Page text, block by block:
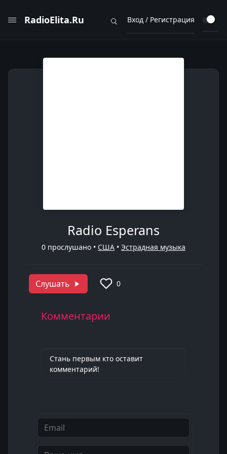
RadioElita.Ru Вход / Регистрация
Radio Esperans
0 прослушано • США • Эстрадная музыка
Слушать 0
Комментарии
Стань первым кто оставит
комментарий!